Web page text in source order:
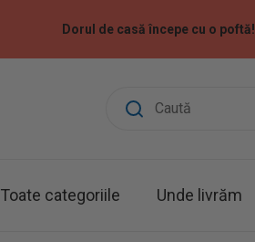
Dorul de casă începe cu o poftă!
Toate categoriile Unde livrăm